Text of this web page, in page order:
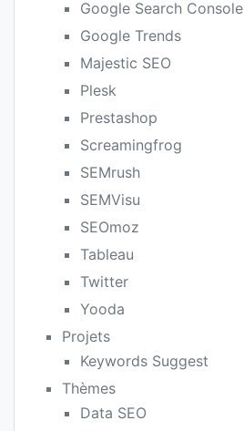
Google Search Console
Google Trends
Majestic SEO
Plesk
Prestashop
Screamingfrog
SEMrush
SEMVisu
SEOmoz
Tableau
Twitter
Yooda
Projets
Keywords Suggest
Thèmes
Data SEO